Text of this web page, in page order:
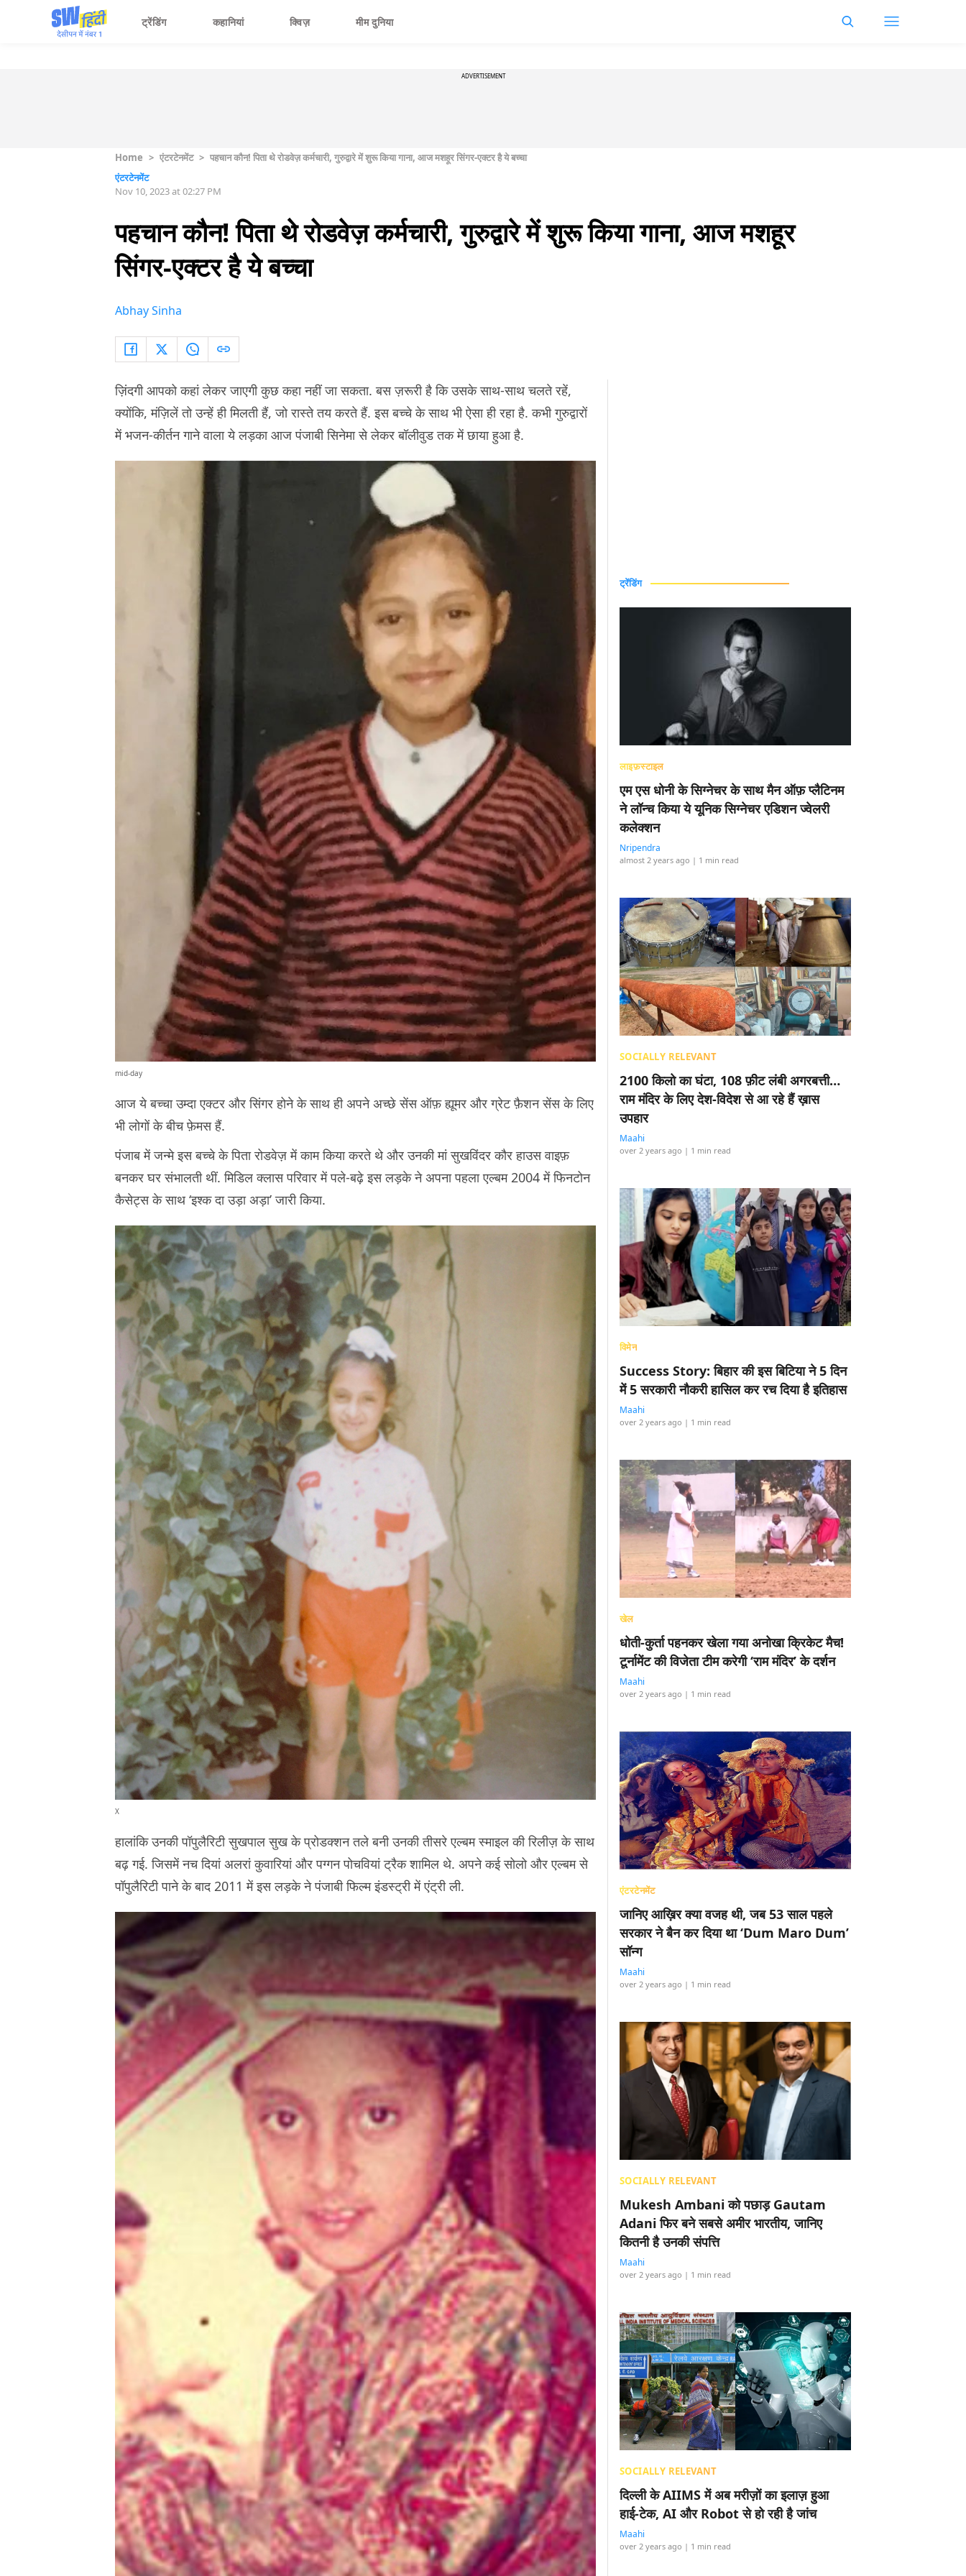
ट्रेंडिंग कहानियां क्विज़ मीम दुनिया
ADVERTISEMENT
Home > एंटरटेनमेंट > पहचान कौन! पिता थे रोडवेज़ कर्मचारी, गुरुद्वारे में शुरू किया गाना, आज मशहूर सिंगर-एक्टर है ये बच्चा
एंटरटेनमेंट
Nov 10, 2023 at 02:27 PM
पहचान कौन! पिता थे रोडवेज़ कर्मचारी, गुरुद्वारे में शुरू किया गाना, आज मशहूर
सिंगर-एक्टर है ये बच्चा
Abhay Sinha
ज़िंदगी आपको कहां लेकर जाएगी कुछ कहा नहीं जा सकता. बस ज़रूरी है कि उसके साथ-साथ चलते रहें,
क्योंकि, मंज़िलें तो उन्हें ही मिलती हैं, जो रास्ते तय करते हैं. इस बच्चे के साथ भी ऐसा ही रहा है. कभी गुरुद्वारों
में भजन-कीर्तन गाने वाला ये लड़का आज पंजाबी सिनेमा से लेकर बॉलीवुड तक में छाया हुआ है.
mid-day
आज ये बच्चा उम्दा एक्टर और सिंगर होने के साथ ही अपने अच्छे सेंस ऑफ़ ह्यूमर और ग्रेट फ़ैशन सेंस के लिए
भी लोगों के बीच फ़ेमस हैं.
पंजाब में जन्मे इस बच्चे के पिता रोडवेज़ में काम किया करते थे और उनकी मां सुखविंदर कौर हाउस वाइफ़
बनकर घर संभालती थीं. मिडिल क्लास परिवार में पले-बढ़े इस लड़के ने अपना पहला एल्बम 2004 में फिनटोन
कैसेट्स के साथ ‘इश्क दा उड़ा अड़ा’ जारी किया.
X
हालांकि उनकी पॉपुलैरिटी सुखपाल सुख के प्रोडक्शन तले बनी उनकी तीसरे एल्बम स्माइल की रिलीज़ के साथ
बढ़ गई. जिसमें नच दियां अलरां कुवारियां और पग्गन पोचवियां ट्रैक शामिल थे. अपने कई सोलो और एल्बम से
पॉपुलैरिटी पाने के बाद 2011 में इस लड़के ने पंजाबी फिल्म इंडस्ट्री में एंट्री ली.
ट्रेंडिंग
लाइफ़स्टाइल
एम एस धोनी के सिग्नेचर के साथ मैन ऑफ़ प्लैटिनम
ने लॉन्च किया ये यूनिक सिग्नेचर एडिशन ज्वेलरी
कलेक्शन
Nripendra
almost 2 years ago | 1 min read
SOCIALLY RELEVANT
2100 किलो का घंटा, 108 फ़ीट लंबी अगरबत्ती…
राम मंदिर के लिए देश-विदेश से आ रहे हैं ख़ास
उपहार
Maahi
over 2 years ago | 1 min read
विमेन
Success Story: बिहार की इस बिटिया ने 5 दिन
में 5 सरकारी नौकरी हासिल कर रच दिया है इतिहास
Maahi
over 2 years ago | 1 min read
खेल
धोती-कुर्ता पहनकर खेला गया अनोखा क्रिकेट मैच!
टूर्नामेंट की विजेता टीम करेगी ‘राम मंदिर’ के दर्शन
Maahi
over 2 years ago | 1 min read
एंटरटेनमेंट
जानिए आख़िर क्या वजह थी, जब 53 साल पहले
सरकार ने बैन कर दिया था ‘Dum Maro Dum’
सॉन्ग
Maahi
over 2 years ago | 1 min read
SOCIALLY RELEVANT
Mukesh Ambani को पछाड़ Gautam
Adani फिर बने सबसे अमीर भारतीय, जानिए
कितनी है उनकी संपत्ति
Maahi
over 2 years ago | 1 min read
SOCIALLY RELEVANT
दिल्ली के AIIMS में अब मरीज़ों का इलाज़ हुआ
हाई-टेक, AI और Robot से हो रही है जांच
Maahi
over 2 years ago | 1 min read